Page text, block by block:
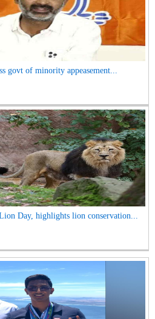
govt of minority appeasement...
Day, highlights lion conservation...